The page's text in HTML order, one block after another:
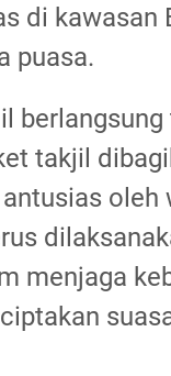
di kawasan
puasa.
takjil
oleh
menjaga